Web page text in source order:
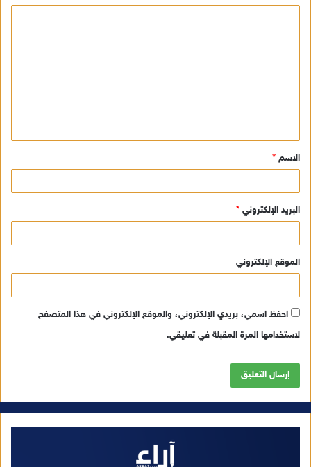
ق
*
الاسم *
البريد الإلكتروني *
الموقع الإلكتروني
احفظ اسمي، بريدي الإلكتروني، والموقع الإلكتروني في هذا المتصفح
لاستخدامها المرة المقبلة في تعليقي.